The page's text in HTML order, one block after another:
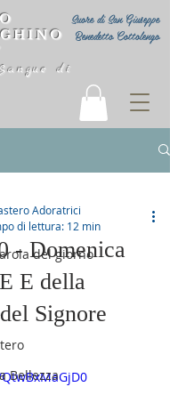
Suore di San Giuseppe
Benedetto Cottolengo
di
del giorno
Bellezza
- Domenica
E della
Signore
Adoratrici
di lettura: 12 min
stelle su 5.